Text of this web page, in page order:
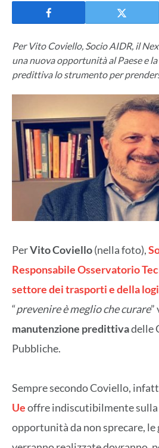
Per Vito Coviello, Socio AIDR, il
una nuova opportunità al Paese e
predittiva lo strumento per
PerVito Coviello(nella foto),
Responsabile Osservatorio
settore dei trasporti e della
“prevenire è meglio che curare”
manutenzione predittivadelle
Pubbliche.
Sempre secondo Coviello,
Ueoffre indiscutibilmente sulla
opportunità da non sprecare, le